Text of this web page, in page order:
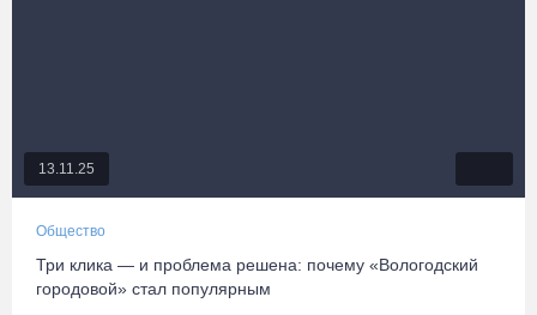
13.11.25
Общество
Три клика — и проблема решена: почему «Вологодский
городовой» стал популярным